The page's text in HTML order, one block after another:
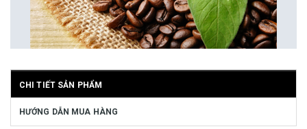
CHI TIẾT SẢN PHẨM
HƯỚNG DẪN MUA HÀNG